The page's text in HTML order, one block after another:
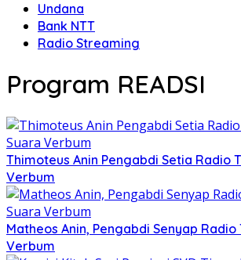
Undana
Bank NTT
Radio Streaming
Program READSI
Thimoteus Anin Pengabdi Setia Radio
Verbum
Matheos Anin, Pengabdi Senyap Radio
Verbum